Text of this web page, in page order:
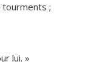
;
lui. »